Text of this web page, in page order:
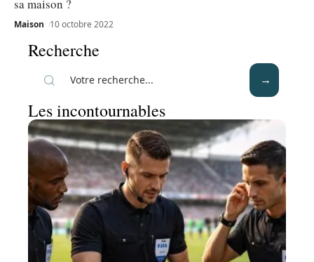
sa maison ?
Maison 10 octobre 2022
Recherche
Les incontournables